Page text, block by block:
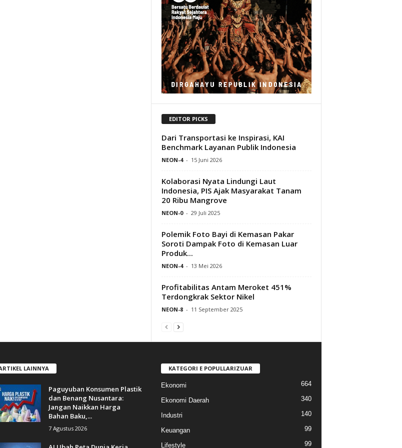
EDITOR PICKS
Dari Transportasi ke Inspirasi, KAI
Benchmark Layanan Publik Indonesia
NEON-4 - 15 Juni 2026
Kolaborasi Nyata Lindungi Laut
Indonesia, PIS Ajak Masyarakat Tanam
20 Ribu Mangrove
NEON-0 - 29 Juli 2025
Polemik Foto Bayi di Kemasan Pakar
Soroti Dampak Foto di Kemasan Luar
Produk...
NEON-4 - 13 Mei 2026
Profitabilitas Antam Meroket 451%
Terdongkrak Sektor Nikel
NEON-8 - 11 September 2025
LAINNYA
Paguyuban Konsumen Plastik
dan Benang Nusantara:
Jangan Naikkan Harga
Bahan Baku,...
7 Agustus 2026
KATEGORI E POPULLARIZUAR
Ekonomi 664
Ekonomi Daerah 340
Industri 140
Keuangan 99
Lifestyle 99